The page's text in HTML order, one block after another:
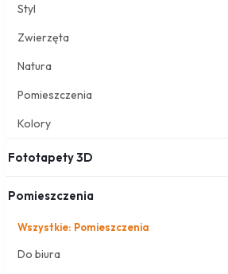
Styl
Zwierzęta
Natura
Pomieszczenia
Kolory
Fototapety 3D
Pomieszczenia
Wszystkie: Pomieszczenia
Do biura